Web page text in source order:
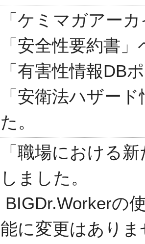
「ケミマガアー
「安全性要約書
「有害性情報DB
「安衛法ハザー
た。
「職場における
しました。
BIGDr.Workerの
能に変更はあり